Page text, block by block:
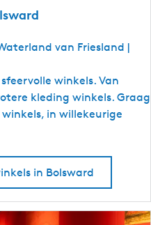
van Friesland |
winkels. Van
kleding winkels. Graag
in willekeurige
in Bolsward